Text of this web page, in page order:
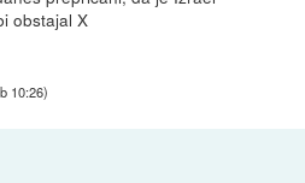
obstajal X
10:26)